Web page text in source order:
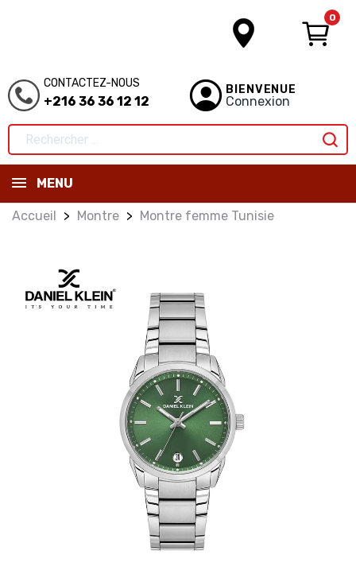
0
CONTACTEZ-NOUS
+216 36 36 12 12
BIENVENUE
Connexion
MENU
Accueil Montre Montre femme Tunisie